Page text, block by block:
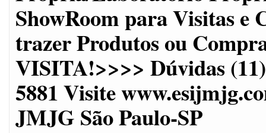
ShowRoom para Visitas e
trazer Produtos ou
VISITA!>>>> Dúvidas
5881 Visite
JMJG São Paulo-SP